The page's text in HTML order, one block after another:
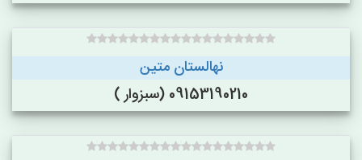
نهالستان متین
09153190210 (سبزوار )